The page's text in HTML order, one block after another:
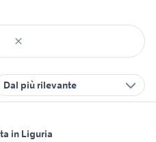
Dal più rilevante
in Liguria